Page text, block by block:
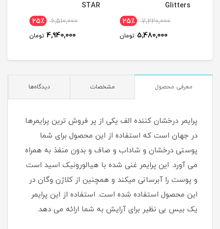
Glitters
7,220,000 25٪
5,480,000 تومان
STAR
6,510,000 25٪
4,940,000 تومان
معرفی محصول مشخصات دیدگاه‌ها
پرایمر درخشان کننده الف یکی از پر فروش ترین پرایمرها
در جهان است که استفاده از این محصول برای شما
پوستی درخشان و شاداب و صاف و بدون منفذ به همراه
می آورد. این پرایمر غنی شده با هیالورونیک اسید است
و پوست را آبرسانی میکند و همچنین از کلاژن وگان در
این محصول استفاده شده است. استفاده از این پرایمر
یک بیس بی نظیر برای آرایش به شما ارائه می دهد.